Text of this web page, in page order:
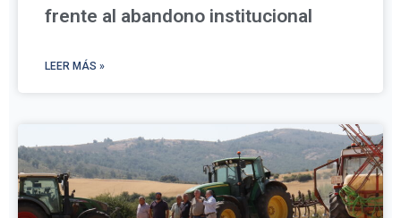
frente al abandono institucional
LEER MÁS »